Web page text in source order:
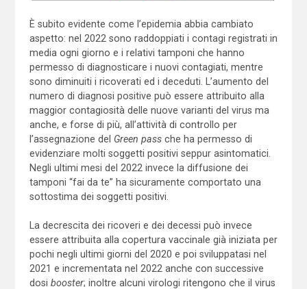
È subito evidente come l’epidemia abbia cambiato
aspetto: nel 2022 sono raddoppiati i contagi registrati in
media ogni giorno e i relativi tamponi che hanno
permesso di diagnosticare i nuovi contagiati, mentre
sono diminuiti i ricoverati ed i deceduti. L’aumento del
numero di diagnosi positive può essere attribuito alla
maggior contagiosità delle nuove varianti del virus ma
anche, e forse di più, all’attività di controllo per
l’assegnazione del Green passche ha permesso di
evidenziare molti soggetti positivi seppur asintomatici.
Negli ultimi mesi del 2022 invece la diffusione dei
tamponi “fai da te” ha sicuramente comportato una
sottostima dei soggetti positivi.
La decrescita dei ricoveri e dei decessi può invece
essere attribuita alla copertura vaccinale già iniziata per
pochi negli ultimi giorni del 2020 e poi sviluppatasi nel
2021 e incrementata nel 2022 anche con successive
dosi booster; inoltre alcuni virologi ritengono che il virus